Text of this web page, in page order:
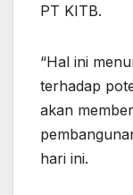
PT KITB.
“Hal ini
terhadap
akan
hari ini.